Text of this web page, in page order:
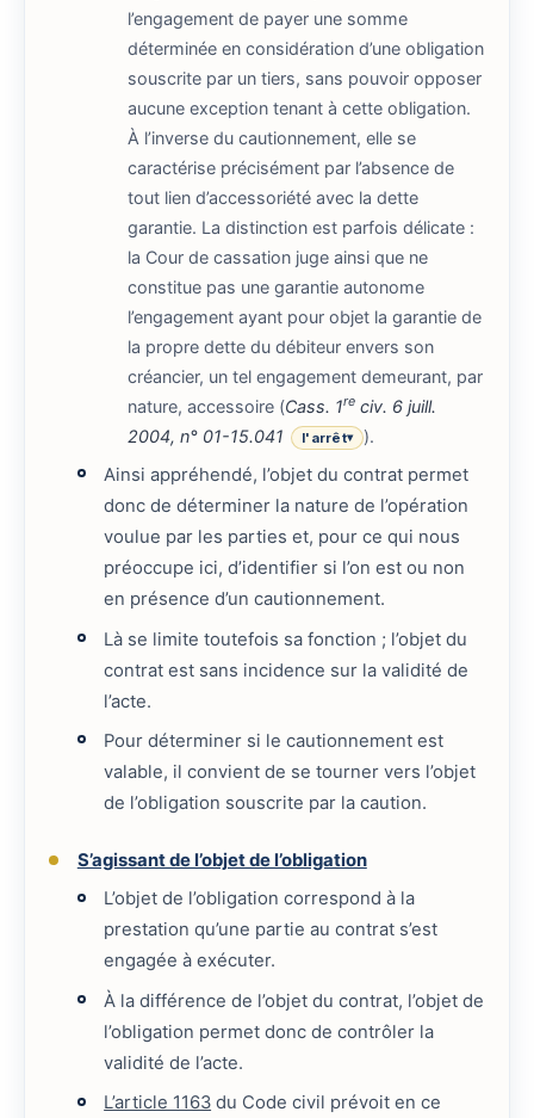
l’engagement de payer une somme
déterminée en considération d’une obligation
souscrite par un tiers, sans pouvoir opposer
aucune exception tenant à cette obligation.
À l’inverse du cautionnement, elle se
caractérise précisément par l’absence de
tout lien d’accessoriété avec la dette
garantie. La distinction est parfois délicate :
la Cour de cassation juge ainsi que ne
constitue pas une garantie autonome
l’engagement ayant pour objet la garantie de
la propre dette du débiteur envers son
créancier, un tel engagement demeurant, par
nature, accessoire (Cass. 1re civ. 6 juill.
2004, n° 01-15.041
l'arrêt▾ ).
Ainsi appréhendé, l’objet du contrat permet
donc de déterminer la nature de l’opération
voulue par les parties et, pour ce qui nous
préoccupe ici, d’identifier si l’on est ou non
en présence d’un cautionnement.
Là se limite toutefois sa fonction ; l’objet du
contrat est sans incidence sur la validité de
l’acte.
Pour déterminer si le cautionnement est
valable, il convient de se tourner vers l’objet
de l’obligation souscrite par la caution.
S’agissant de l’objet de l’obligation
L’objet de l’obligation correspond à la
prestation qu’une partie au contrat s’est
engagée à exécuter.
À la différence de l’objet du contrat, l’objet de
l’obligation permet donc de contrôler la
validité de l’acte.
L’article 1163 du Code civil prévoit en ce